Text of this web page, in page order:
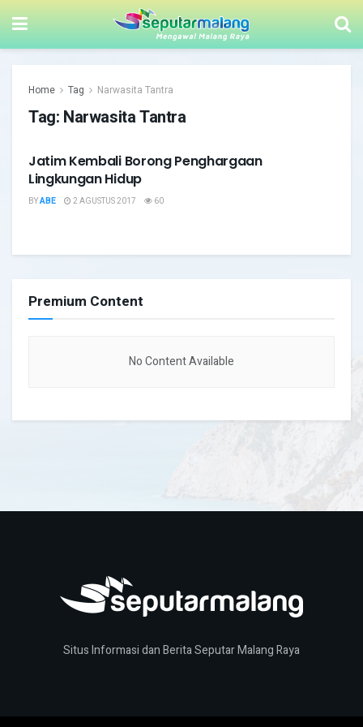
Home Tag Narwasita Tantra
Tag: Narwasita Tantra
PELAYANAN PUBLIK
Jatim Kembali Borong Penghargaan
Lingkungan Hidup
BYABE 2 AGUSTUS 2017 60
Premium Content
No Content Available
Situs Informasi dan Berita Seputar Malang Raya